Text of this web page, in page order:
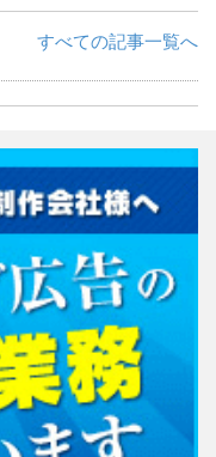
すべての記事一覧へ